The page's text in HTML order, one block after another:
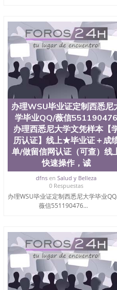
立大学毕业证（San Jose State
立大学成绩单（ San Jose State
何塞州立大学文凭（San Jose
立大学（San Jose State
（San Jose State University）
Jose State University）文凭
Jose State University）圣何
Jose State University）圣 塞州立
University）圣何塞州立大学
）圣何塞州立大学（San Jose
何塞州立大学学位证（San Jose
塞州立大学（San Jose State
（San Jose State University）圣
State University）圣何塞州
Jose State University）圣何塞州
State University）圣何塞州
State University）圣何塞州
Jose State University）圣何
文凭学位qq微信551190476澳洲
澳洲大学毕业证成绩单假文凭
,伦敦大学城市学院成绩单定做
，诚信经营，推荐/Offer、在读
办理WSU毕业证定制西悉尼
学毕业QQ/薇信551190476
办理西悉尼大学文凭样本【
历认证】线上★毕业证＋成
单/做留信网认证（可查）线
快速操作，诚
dfns enSalud y Belleza
0 Respuestas
办理WSU毕业证定制西悉尼大学毕业
薇信551190476...